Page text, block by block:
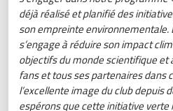
déjà réalisé et planifié des
son empreinte environnementale.
s’engage à réduire son impact
objectifs du monde scientifique et
fans et tous ses partenaires dans
l’excellente image du club depuis
espérons que cette initiative